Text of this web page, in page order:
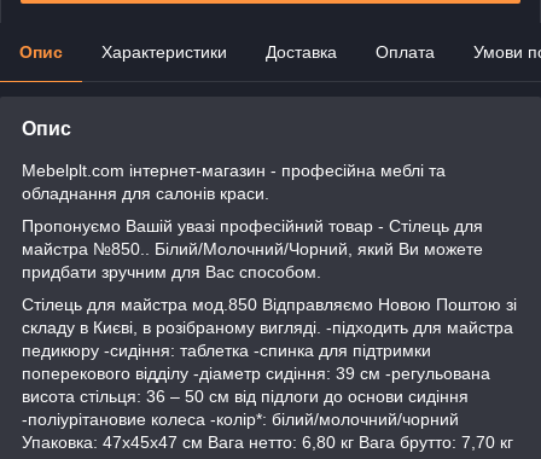
Опис Характеристики Доставка Оплата Умови
Опис
Mebelplt.com інтернет-магазин - професійна меблі та
обладнання для салонів краси.
Пропонуємо Вашій увазі професійний товар - Стілець для
майстра №850.. Білий/Молочний/Чорний, який Ви можете
придбати зручним для Вас способом.
Стілець для майстра мод.850 Відправляємо Новою Поштою зі
складу в Києві, в розібраному вигляді. -підходить для майстра
педикюру -сидіння: таблетка -спинка для підтримки
поперекового відділу -діаметр сидіння: 39 см -регульована
висота стільця: 36 – 50 см від підлоги до основи сидіння
-поліурітановие колеса -колір*: білий/молочний/чорний
Упаковка: 47х45х47 см Вага нетто: 6,80 кг Вага брутто: 7,70 кг